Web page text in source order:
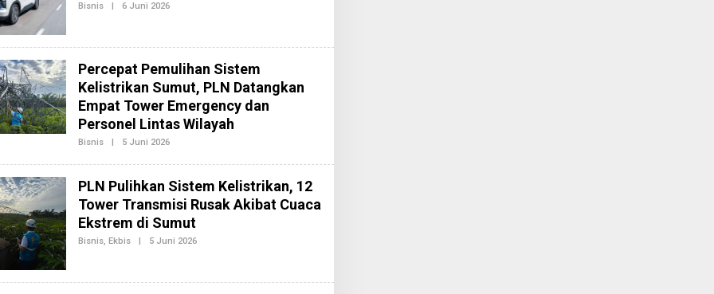
Bisnis 6 Juni 2026O
R
D
A
K
S
2
Percepat Pemulihan Sistem
Kelistrikan Sumut, PLN Datangkan
Empat Tower Emergency dan
Personel Lintas Wilayah
Bisnis | 5 Juni 2026O
E
R
E
D
A
K
S
PLN Pulihkan Sistem Kelistrikan, 12
Tower Transmisi Rusak Akibat Cuaca
Ekstrem di Sumut
Bisnis, Ekbis | 5 Juni 2026O
R